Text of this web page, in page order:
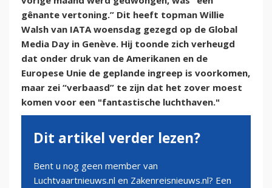
gênante vertoning.” Dit heeft topman Willie
Walsh van IATA woensdag gezegd op de Global
Media Day in Genève. Hij toonde zich verheugd
dat onder druk van de Amerikanen en de
Europese Unie de geplande ingreep is voorkomen,
maar zei “verbaasd” te zijn dat het zover moest
komen voor een "fantastische luchthaven."
Dit artikel verder lezen?
Bent u nog geen member van
Luchtvaartnieuws.nl en Zakenreisnieuws.nl? Een